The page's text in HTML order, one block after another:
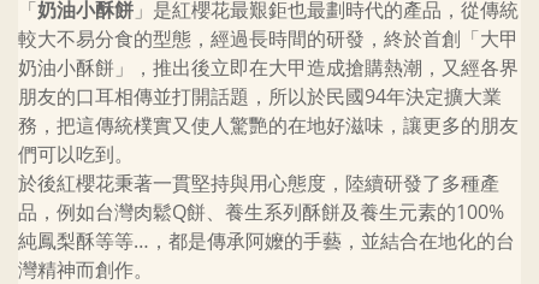
「奶油小酥餅 」是紅櫻花最艱鉅也最劃時代的產品，從傳統
較大不易分食的型態，經過長時間的研發，終於首創「大甲
奶油小酥餅」，推出後立即在大甲造成搶購熱潮，又經各界
朋友的口耳相傳並打開話題，所以於民國94年決定擴大業
務，把這傳統樸實又使人驚艷的在地好滋味，讓更多的朋友
們可以吃到。
於後紅櫻花秉著一貫堅持與用心態度，陸續研發了多種產
品，例如台灣肉鬆Q餅、養生系列酥餅及養生元素的100%
純鳳梨酥等等…，都是傳承阿嬤的手藝，並結合在地化的台
灣精神而創作。